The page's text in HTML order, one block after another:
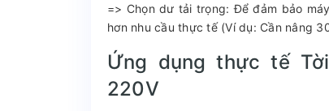
=> Chọn dư tải trọng: Để đảm bảo
hơn nhu cầu thực tế (Ví dụ: Cần nâng
Ứng dụng thực tế Tời
220V